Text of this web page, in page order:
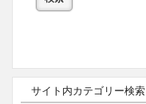
サイト内カテゴリー検索